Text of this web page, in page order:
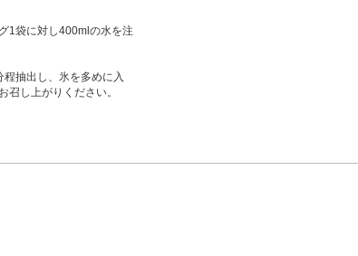
1袋に対し400mlの水を注
抽出し、氷を多めに入
召し上がりください。